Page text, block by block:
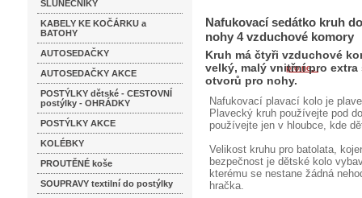
SLUNEČNÍKY
KABELY KE KOČÁRKU a
BATOHY
AUTOSEDAČKY
AUTOSEDAČKY AKCE
POSTÝLKY dětské - CESTOVNÍ
postýlky - OHRÁDKY
POSTÝLKY AKCE
KOLÉBKY
PROUTĚNÉ koše
SOUPRAVY textilní do postýlky
Nafukovací sedátko kruh
nohy 4 vzduchové komory
Kruh má čtyři vzduchové
velký, malý vnitřní pro
otvorů pro nohy.
Nafukovací plavací kolo je
Plavecký kruh používejte pod
používejte jen v hloubce, kde
Velikost kruhu pro batolata,
bezpečnost je dětské kolo
kterému se nestane žádná
hračka.